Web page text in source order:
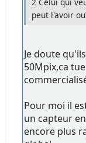
peut l'avoir
Je doute
50Mpix,ca
Pour moi il
un capteur
encore plus